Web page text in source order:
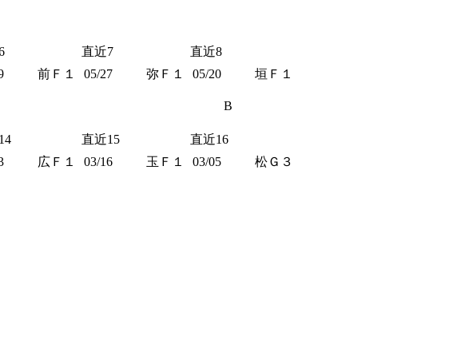
直近7
直近8
前Ｆ１ 05/27 弥Ｆ１ 05/20 垣Ｆ１
B
直近15
直近16
広Ｆ１ 03/16 玉Ｆ１ 03/05 松Ｇ３